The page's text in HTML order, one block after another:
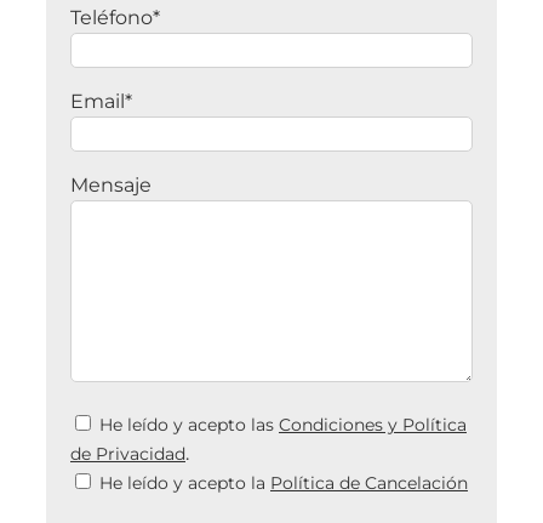
Teléfono*
Email*
Mensaje
He leído y acepto las Condiciones y Política
de Privacidad.
He leído y acepto la Política de Cancelación